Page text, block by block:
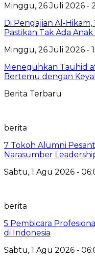
Minggu, 26 Juli 2026 -
Di Pengajian Al-
Pastikan Tak Ada
Minggu, 26 Juli 2026 -
Meneguhkan Tauhid
Bertemu dengan
Berita Terbaru
berita
7 Tokoh Alumni
Narasumber
Sabtu, 1 Agu 2026 -
berita
5 Pembicara
di Indonesia
Sabtu, 1 Agu 2026 -